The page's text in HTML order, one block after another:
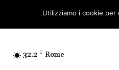
Osservatorio Nazionale Amianto:
32.2 C Rome
Utilizziamo i cookie